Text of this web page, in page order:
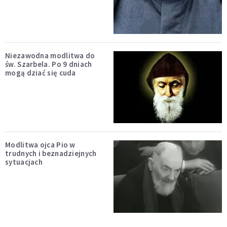
Niezawodna modlitwa do
św. Szarbela. Po 9 dniach
mogą dziać się cuda
Modlitwa ojca Pio w
trudnych i beznadziejnych
sytuacjach